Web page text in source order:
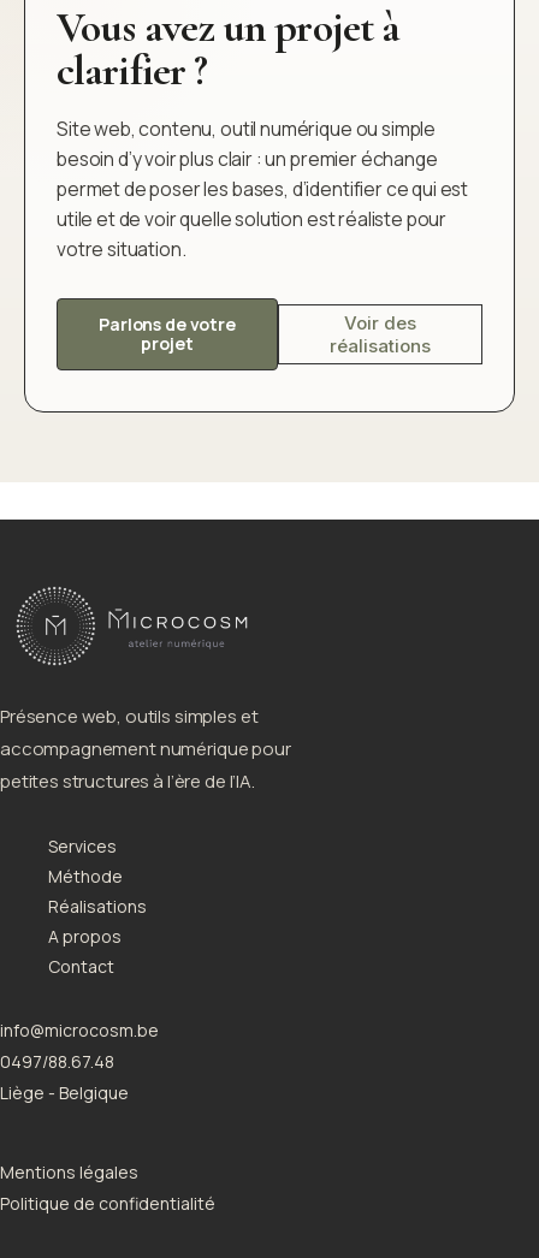
Vous avez un projet à
clarifier ?
Site web, contenu, outil numérique ou simple
besoin d’y voir plus clair : un premier échange
permet de poser les bases, d’identifier ce qui est
utile et de voir quelle solution est réaliste pour
votre situation.
Parlons de votre
projet
Voir des
réalisations
Présence web, outils simples et
accompagnement numérique pour
petites structures à l’ère de l’IA.
Services
Méthode
Réalisations
A propos
Contact
info@microcosm.be
0497/88.67.48
Liège - Belgique
Mentions légales
Politique de confidentialité